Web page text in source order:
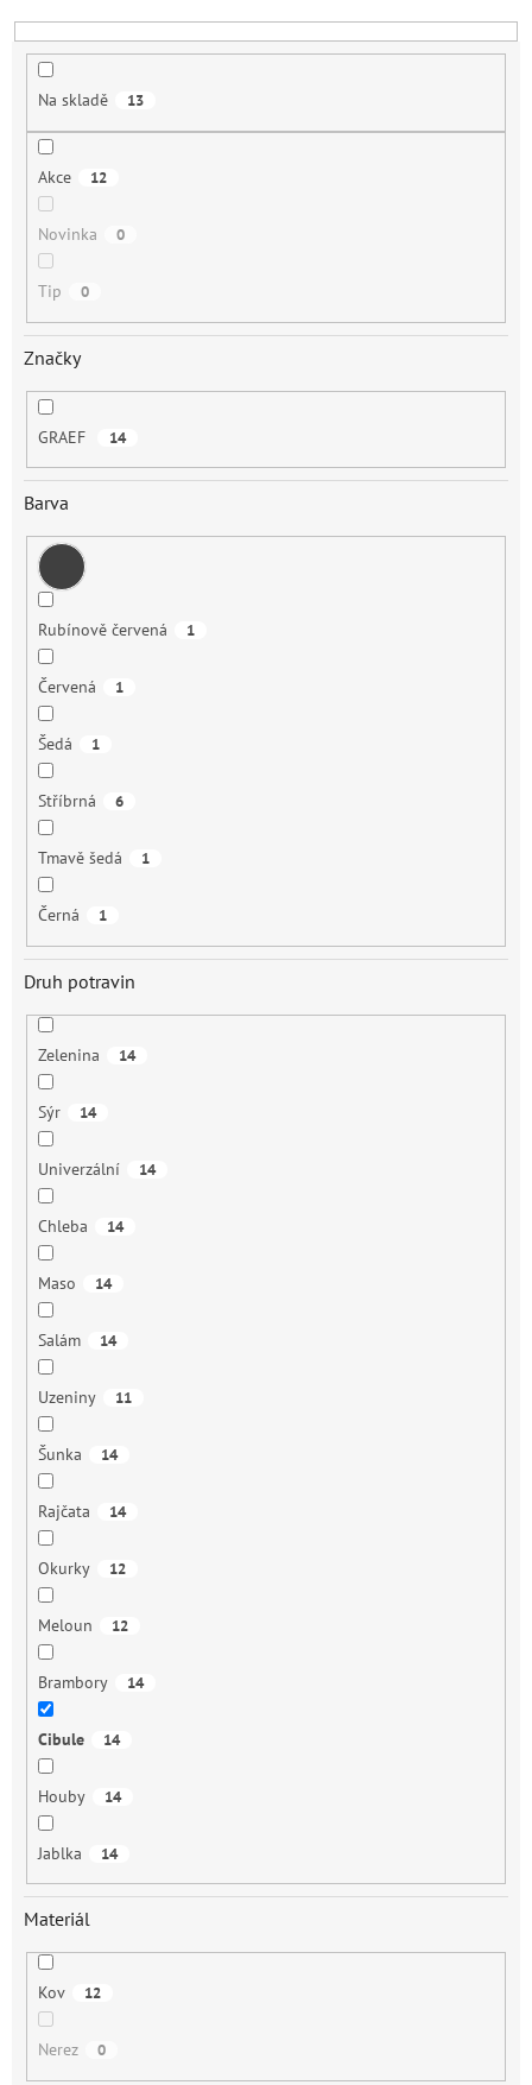
t
ů
Na skladě 13
Akce 12
Novinka 0
Tip 0
Značky
GRAEF 14
Barva
Rubínově červená 1
Červená 1
Šedá 1
Stříbrná 6
Tmavě šedá 1
Černá 1
Druh potravin
Zelenina 14
Sýr 14
Univerzální 14
Chleba 14
Maso 14
Salám 14
Uzeniny 11
Šunka 14
Rajčata 14
Okurky 12
Meloun 12
Brambory 14
Cibule 14
Houby 14
Jablka 14
Materiál
Kov 12
Nerez 0